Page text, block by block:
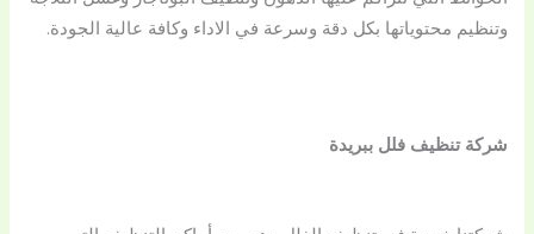
وتنظيم محتوياتها بكل دقة وسرعة في الاداء وكافة عالية الجودة.
شركة تنظيف فلل ببريدة